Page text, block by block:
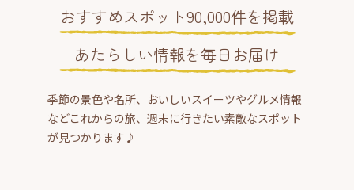
おすすめスポット90,000件を掲載
あたらしい情報を毎日お届け
季節の景色や名所、おいしいスイーツやグルメ情報
などこれからの旅、週末に行きたい素敵なスポット
が見つかります♪